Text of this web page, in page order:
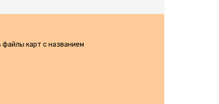
файлы карт с названием